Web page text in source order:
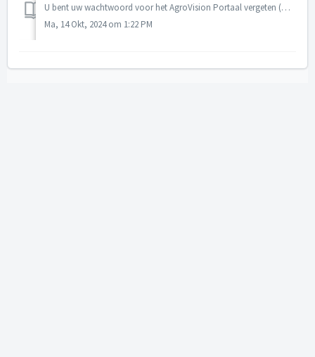
U bent uw wachtwoord voor het AgroVision Portaal vergeten (Ook geldig voor Mobiele Applicaties, AgroVision Cows, Mineralen en AgroVision Finance) U kunt ...
Ma, 14 Okt, 2024 om 1:22 PM